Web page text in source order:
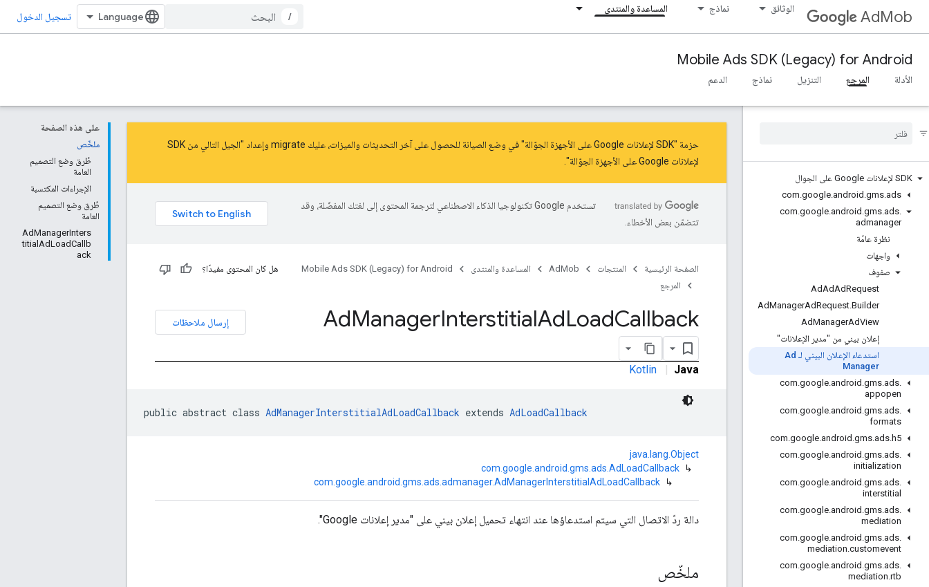
AdMob الوثائق نماذج المساعدة والمنتدى
/ تسجيل الدخول
Mobile Ads SDK (Legacy) for Android
الأدلة المرجع التنزيل نماذج الدعم
SDK لإعلانات Google على الجوال
com.google.android .gms.ads
com.google.android .gms.ads.
admanager
نظرة عامّة
واجهات
صفوف
AdAdAdRequest
AdManagerAdRequest.Builder
AdManagerAdView
إعلان بيني من "مدير الإعلانات"
استدعاء الإعلان البيني لـ Ad
Manager
com.google.android .gms.ads.
appopen
com.google.android .gms.ads.
formats
com.google.android .gms.ads.h5
com.google.android .gms.ads.
initialization
com.google.android .gms.ads.
interstitial
com.google.android .gms.ads.
mediation
com.google.android .gms.ads.
mediation.customevent
com.google.android .gms.ads.
mediation.rtb
على هذه الصفحة
ملخّص
طُرق وضع التصميم
العامة
الإجراءات المكتسبة
طُرق وضع التصميم
العامة
AdManagerInters
titialAdLoadCallb
ack
حزمة "SDK لإعلانات Google على الأجهزة الجوّالة" في وضع الصيانة للحصول على آخر التحديثات والميزات، عليك migrate و
إعداد "الجيل التالي من SDK
لإعلانات Google على الأجهزة الجوّالة"
تستخدم Google تكنولوجيا الذكاء الاصطناعي لترجمة المحتوى إلى لغتك المفضّلة، وقد
تتضمّن بعض الأخطاء.
الصفحة الرئيسية المنتجات AdMob المساعدة والمنتدى
Mobile Ads SDK (Legacy) for Android
المرجع
هل كان المحتوى مفيدًا؟
إرسال ملاحظات AdManagerInterstitialAdLoadCallback
Kotlin | Java
public abstract class AdManagerInterstitialAdLoadCallback extends AdLoadCallback
java.lang.Object
↳
com.google.android.gms.ads.AdLoadCallback
↳
com.google.android.gms.ads.admanager.AdManagerInterstitialAdLoadCallback
دالة ردّ الاتصال التي سيتم استدعاؤها عند انتهاء تحميل إعلان بيني على "مدير إعلانات Google".
ملخّص